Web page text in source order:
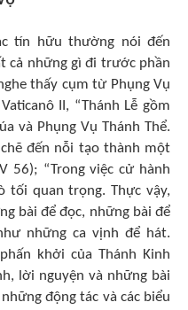
tín hữu thường nói đến
cả những gì đi trước phần
thấy cụm từ Phụng Vụ
II, “Thánh Lễ gồm
và Phụng Vụ Thánh Thể.
đến nỗi tạo thành một
56); “Trong việc cử hành
tối quan trọng. Thực vậy,
bài để đọc, những bài để
những ca vịnh để hát.
khởi của Thánh Kinh
lời nguyện và những bài
động tác và các biểu